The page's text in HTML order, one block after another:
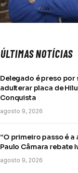
ÚLTIMAS NOTÍCIAS
Delegado é preso por
adulterar placa de
Conquista
agosto 9, 2026
“O primeiro passo é a
Paulo Câmara rebate
agosto 9, 2026